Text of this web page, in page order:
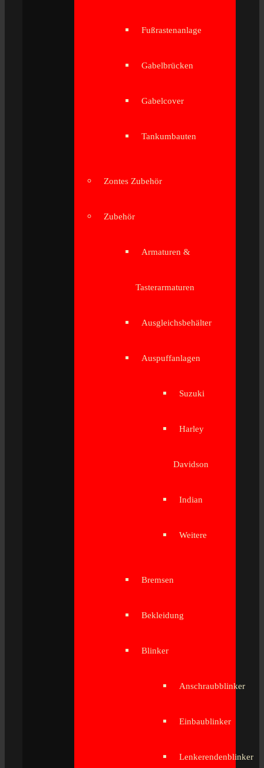
Fußrastenanlage
Gabelbrücken
Gabelcover
Tankumbauten
Zontes Zubehör
Zubehör
Armaturen &
Tasterarmaturen
Ausgleichsbehälter
Auspuffanlagen
Suzuki
Harley
Davidson
Indian
Weitere
Bremsen
Bekleidung
Blinker
Anschraubblinker
Einbaublinker
Lenkerendenblinker